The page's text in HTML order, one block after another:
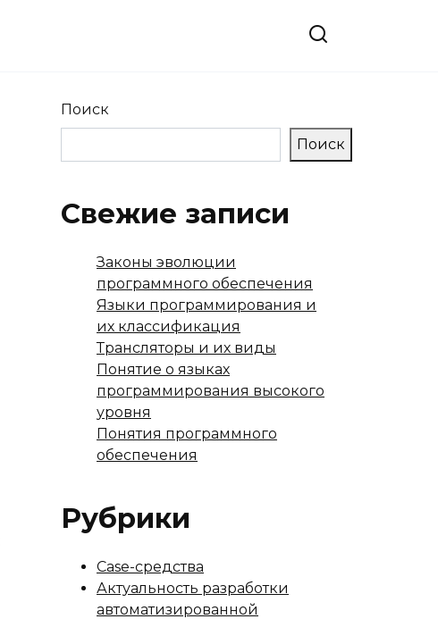
Поиск
Поиск
Свежие записи
Законы эволюции
программного обеспечения
Языки программирования и
их классификация
Трансляторы и их виды
Понятие о языках
программирования высокого
уровня
Понятия программного
обеспечения
Рубрики
Case-средства
Актуальность разработки
автоматизированной